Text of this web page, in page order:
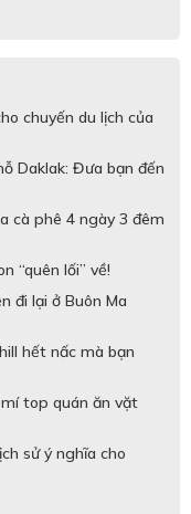
chuyến du lịch của
Daklak: Đưa bạn đến
cà phê 4 ngày 3 đêm
“quên lối” về!
đi lại ở Buôn Ma
hết nấc mà bạn
top quán ăn vặt
sử ý nghĩa cho